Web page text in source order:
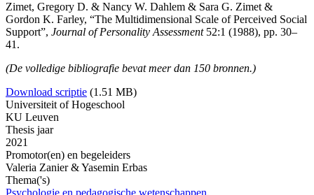
Zimet, Gregory D. & Nancy W. Dahlem & Sara G. Zimet &
Gordon K. Farley, “The Multidimensional Scale of Perceived Social
Support”, Journal of Personality Assessment52:1 (1988), pp. 30–
41.
(De volledige bibliografie bevat meer dan 150 bronnen.)
Download scriptie (1.51 MB)
Universiteit of Hogeschool
KU Leuven
Thesis jaar
2021
Promotor(en) en begeleiders
Valeria Zanier & Yasemin Erbas
Thema('s)